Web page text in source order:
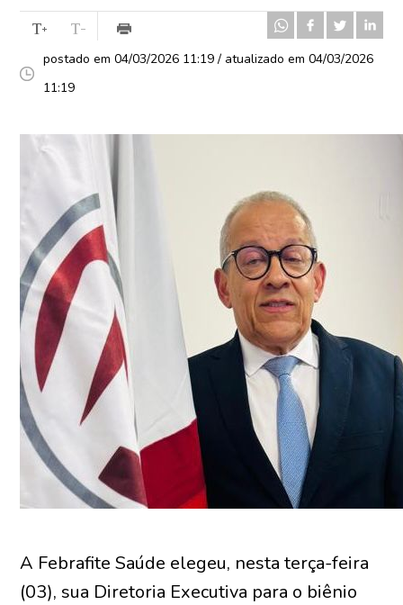
postado em 04/03/2026 11:19 / atualizado em 04/03/2026
11:19
A Febrafite Saúde elegeu, nesta terça-feira
(03), sua Diretoria Executiva para o biênio